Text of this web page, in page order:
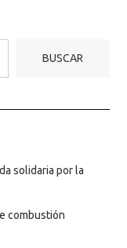
BUSCAR
solidaria por la
combustión